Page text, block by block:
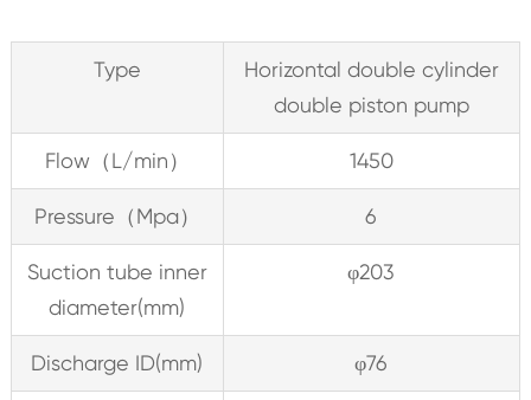
Type
Horizontal double cylinder
double piston pump
Flow（L/min） 1450
Pressure（Mpa） 6
Suction tube inner
diameter(mm)
φ203
Discharge ID(mm) φ76